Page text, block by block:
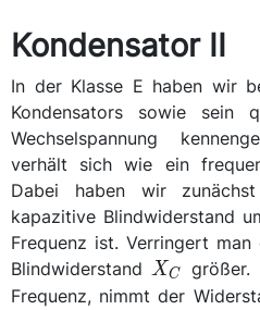
Kondensator II
In der Klasse E haben wir
Kondensators sowie sein
Wechselspannung
verhält sich wie ein
Dabei haben wir
kapazitive Blindwiderstand
Frequenz ist. Verringert
BlindwiderstandX_C
XC
größer.
Frequenz, nimmt der